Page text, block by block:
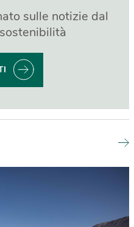
sulle notizie dal